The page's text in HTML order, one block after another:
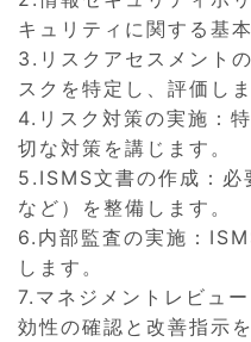
キュリティに関する基
3.リスクアセスメント
スクを特定し、評価しま
4.リスク対策の実施：
切な対策を講じます。
5.ISMS文書の作成：必
など）を整備します。
6.内部監査の実施：
します。
7.マネジメントレビュ
効性の確認と改善指示